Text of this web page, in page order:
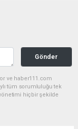
Gönder
ve haber111.com
tüm sorumluluğu tek
hiçbir şekilde